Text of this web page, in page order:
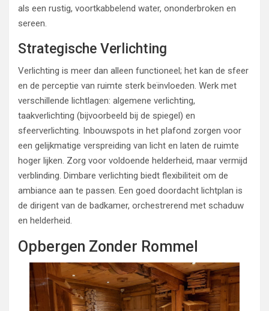
als een rustig, voortkabbelend water, ononderbroken en
sereen.
Strategische Verlichting
Verlichting is meer dan alleen functioneel; het kan de sfeer
en de perceptie van ruimte sterk beïnvloeden. Werk met
verschillende lichtlagen: algemene verlichting,
taakverlichting (bijvoorbeeld bij de spiegel) en
sfeerverlichting. Inbouwspots in het plafond zorgen voor
een gelijkmatige verspreiding van licht en laten de ruimte
hoger lijken. Zorg voor voldoende helderheid, maar vermijd
verblinding. Dimbare verlichting biedt flexibiliteit om de
ambiance aan te passen. Een goed doordacht lichtplan is
de dirigent van de badkamer, orchestrerend met schaduw
en helderheid.
Opbergen Zonder Rommel